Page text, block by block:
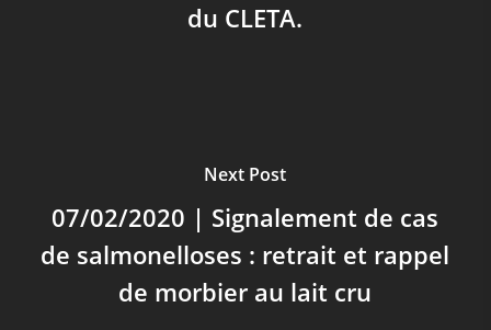
du CLETA.
Next Post
07/02/2020 | Signalement de cas
de salmonelloses : retrait et rappel
de morbier au lait cru